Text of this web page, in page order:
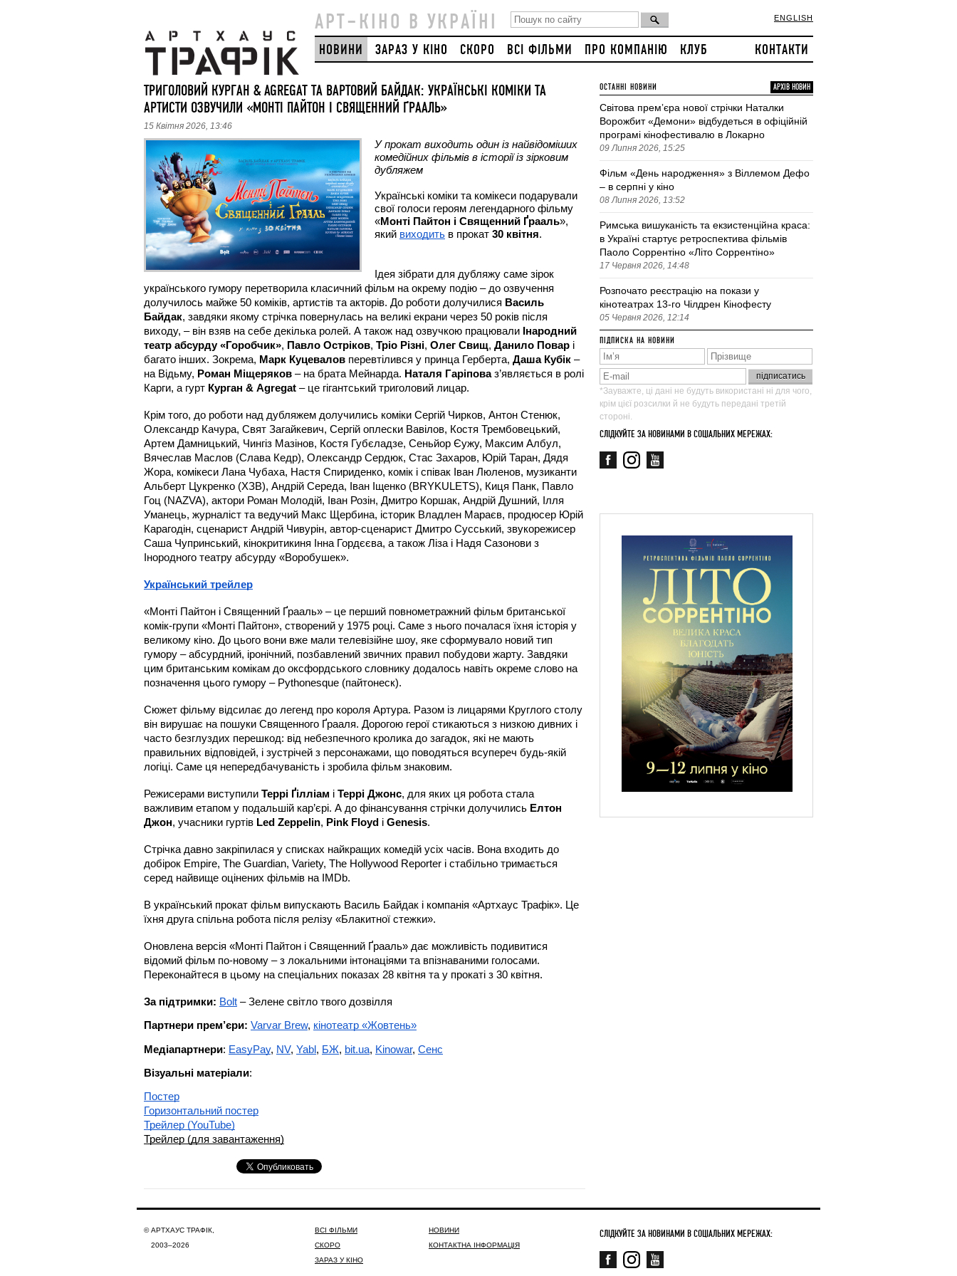
АРТ–КІНО В УКРАЇНІ ENGLISH
НОВИНИ ЗАРАЗ У КІНО СКОРО ВСІ ФІЛЬМИ ПРО КОМПАНІЮ КЛУБ КОНТАКТИ
ТРИГОЛОВИЙ КУРГАН & AGREGAT ТА ВАРТОВИЙ БАЙДАК: УКРАЇНСЬКІ КОМІКИ ТА
АРТИСТИ ОЗВУЧИЛИ «МОНТІ ПАЙТОН І СВЯЩЕННИЙ ҐРААЛЬ»
15 Квітня 2026, 13:46
У прокат виходить один із найвідоміших
комедійних фільмів в історії із зірковим
дубляжем
Українські коміки та комікеси подарували
свої голоси героям легендарного фільму
«Монті Пайтон і Священний Ґрааль»,
який виходить в прокат 30 квітня.
Ідея зібрати для дубляжу саме зірок
українського гумору перетворила класичний фільм на окрему подію – до озвучення
долучилось майже 50 коміків, артистів та акторів. До роботи долучилися Василь
Байдак, завдяки якому стрічка повернулась на великі екрани через 50 років після
виходу, – він взяв на себе декілька ролей. А також над озвучкою працювали Інародний
театр абсурду «Горобчик», Павло Остріков, Тріо Різні, Олег Свищ, Данило Повар і
багато інших. Зокрема, Марк Куцевалов перевтілився у принца Герберта, Даша Кубік –
на Відьму, Роман Міщеряков – на брата Мейнарда. Наталя Гаріпова з’являється в ролі
Карги, а гурт Курган & Agregat – це гігантський триголовий лицар.
Крім того, до роботи над дубляжем долучились коміки Сергій Чирков, Антон Стенюк,
Олександр Качура, Свят Загайкевич, Сергій оплески Вавілов, Костя Трембовецький,
Артем Дамницький, Чингіз Мазінов, Костя Губєладзе, Сеньйор Єужу, Максим Албул,
Вячеслав Маслов (Слава Кедр), Олександр Сердюк, Стас Захаров, Юрій Таран, Дядя
Жора, комікеси Лана Чубаха, Настя Спириденко, комік і співак Іван Люленов, музиканти
Альберт Цукренко (ХЗВ), Андрій Середа, Іван Іщенко (BRYKULETS), Киця Панк, Павло
Гоц (NAZVA), актори Роман Молодій, Іван Розін, Дмитро Коршак, Андрій Душний, Ілля
Уманець, журналіст та ведучий Макс Щербина, історик Владлен Мараєв, продюсер Юрій
Карагодін, сценарист Андрій Чивурін, автор-сценарист Дмитро Сусський, звукорежисер
Саша Чупринський, кінокритикиня Інна Гордєєва, а також Ліза і Надя Сазонови з
Інородного театру абсурду «Воробушек».
Український трейлер
«Монті Пайтон і Священний Ґрааль» – це перший повнометражний фільм британської
комік-групи «Монті Пайтон», створений у 1975 році. Саме з нього почалася їхня історія у
великому кіно. До цього вони вже мали телевізійне шоу, яке сформувало новий тип
гумору – абсурдний, іронічний, позбавлений звичних правил побудови жарту. Завдяки
цим британським комікам до оксфордського словнику додалось навіть окреме слово на
позначення цього гумору – Pythonesque (пайтонеск).
Сюжет фільму відсилає до легенд про короля Артура. Разом із лицарями Круглого столу
він вирушає на пошуки Священного Ґрааля. Дорогою герої стикаються з низкою дивних і
часто безглуздих перешкод: від небезпечного кролика до загадок, які не мають
правильних відповідей, і зустрічей з персонажами, що поводяться всупереч будь-якій
логіці. Саме ця непередбачуваність і зробила фільм знаковим.
Режисерами виступили Террі Ґілліам і Террі Джонс, для яких ця робота стала
важливим етапом у подальшій кар’єрі. А до фінансування стрічки долучились Елтон
Джон, учасники гуртів Led Zeppelin, Pink Floyd і Genesis.
Стрічка давно закріпилася у списках найкращих комедій усіх часів. Вона входить до
добірок Empire, The Guardian, Variety, The Hollywood Reporter і стабільно тримається
серед найвище оцінених фільмів на IMDb.
В український прокат фільм випускають Василь Байдак і компанія «Артхаус Трафік». Це
їхня друга спільна робота після релізу «Блакитної стежки».
Оновлена версія «Монті Пайтон і Священний Ґрааль» дає можливість подивитися
відомий фільм по-новому – з локальними інтонаціями та впізнаваними голосами.
Переконайтеся в цьому на спеціальних показах 28 квітня та у прокаті з 30 квітня.
За підтримки: Bolt – Зелене світло твого дозвілля
Партнери прем’єри: Varvar Brew, кінотеатр «Жовтень»
Медіапартнери: EasyPay, NV, Yabl , БЖ, bit.ua, Kinowar, Сенс
Візуальні матеріали:
Постер
Горизонтальний постер
Трейлер (YouTube)
Трейлер (для завантаження)
ОСТАННІ НОВИНИ АРХІВ НОВИН
Світова премʼєра нової стрічки Наталки
Ворожбит «Демони» відбудеться в офіційній
програмі кінофестивалю в Локарно
09 Липня 2026, 15:25
Фільм «День народження» з Віллемом Дефо
– в серпні у кіно
08 Липня 2026, 13:52
Римська вишуканість та екзистенційна краса:
в Україні стартує ретроспектива фільмів
Паоло Соррентіно «Літо Соррентіно»
17 Червня 2026, 14:48
Розпочато реєстрацію на покази у
кінотеатрах 13-го Чілдрен Кінофесту
05 Червня 2026, 12:14
ПІДПИСКА НА НОВИНИ
*Зауважте, ці дані не будуть використані ні для чого,
крім цієї розсилки й не будуть передані третій
стороні.
СЛІДКУЙТЕ ЗА НОВИНАМИ В СОЦІАЛЬНИХ МЕРЕЖАХ:
© АРТХАУС ТРАФІК,
2003–2026
ВСІ ФІЛЬМИ
СКОРО
ЗАРАЗ У КІНО
НОВИНИ
КОНТАКТНА ІНФОРМАЦІЯ
СЛІДКУЙТЕ ЗА НОВИНАМИ В СОЦІАЛЬНИХ МЕРЕЖАХ: